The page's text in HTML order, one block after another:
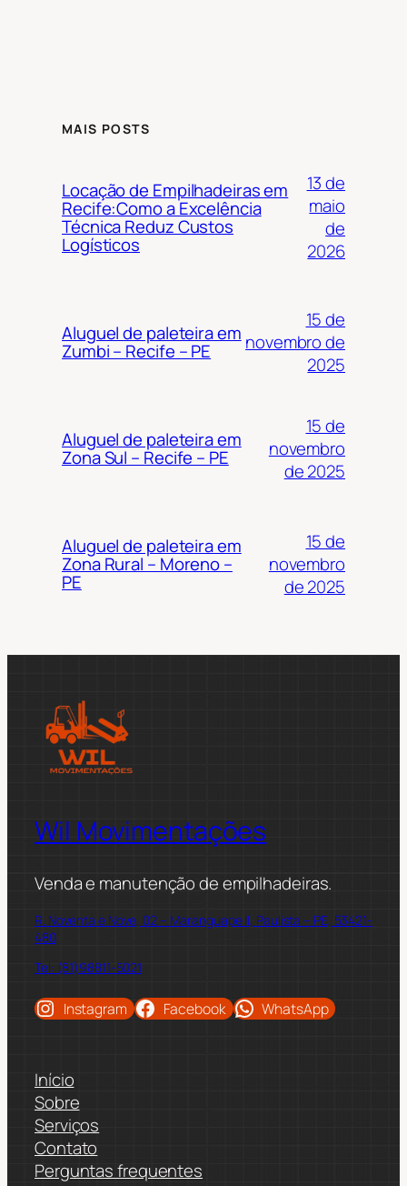
MAIS POSTS
Locação de Empilhadeiras em
Recife:Como a Excelência
Técnica Reduz Custos
Logísticos
13 de
maio
de
2026
Aluguel de paleteira em
Zumbi – Recife – PE
15 de
novembro de
2025
Aluguel de paleteira em
Zona Sul – Recife – PE
15 de
novembro
de 2025
Aluguel de paleteira em
Zona Rural – Moreno –
PE
15 de
novembro
de 2025
Wil Movimentações
Venda e manutenção de empilhadeiras.
R. Noventa e Nove, 02 – Maranguape II, Paulista – PE, 53421-
480
Tel: (81)98811-5021
Instagram Facebook WhatsApp
Início
Sobre
Serviços
Contato
Perguntas frequentes